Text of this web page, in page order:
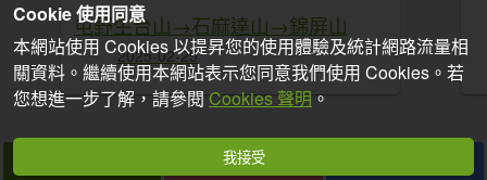
屯野生台山→石麻達山→錦屏山
2025-02-25
收藏
Cookie 使用同意
本網站使用 Cookies 以提昇您的使用體驗及統計網路流量相
關資料。繼續使用本網站表示您同意我們使用 Cookies。若
您想進一步了解，請參閱 Cookies 聲明 。
我接受